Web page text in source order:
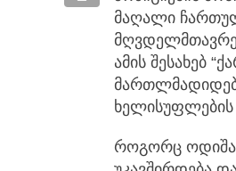
მაღალი
ამის შესახებ
ხელისუფლების
როგორც